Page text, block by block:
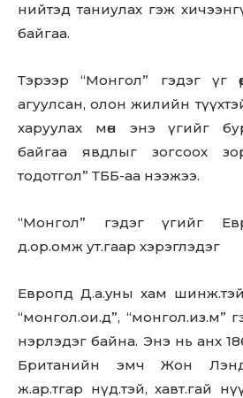
нийтэд таниулах гэж
байгаа.
Тэрээр “Монгол” гэдэг үг
агуулсан, олон жилийн
харуулах мөн энэ үгийг
байгаа явдлыг зогсоох
тодотгол” ТББ-аа нээжээ.
“Монгол” гэдэг үгийг
д.op.oмж ут.гаар хэрэглэдэг
Европд Д.a.yны xaм
“монгол.ои.д”, “монгол.из.м”
нэрлэдэг байна. Энэ нь анх
Британийн эмч Жон
ж.ар.тгар нүд.тэй, хавт.гай